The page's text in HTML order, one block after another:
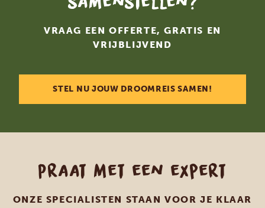
VRAAG EEN OFFERTE, GRATIS EN
VRIJBLIJVEND
STEL NU JOUW DROOMREIS SAMEN!
Praat met een expert
ONZE SPECIALISTEN STAAN VOOR JE KLAAR